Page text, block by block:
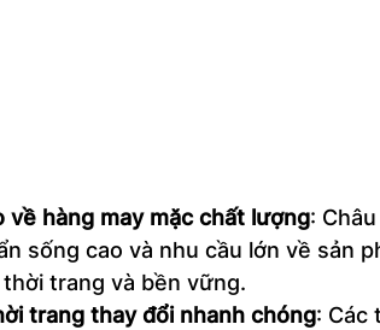
về hàng may mặc chất lượng:
sống cao và nhu cầu lớn về sản
trang và bền vững.
trang thay đổi nhanh chóng: Các